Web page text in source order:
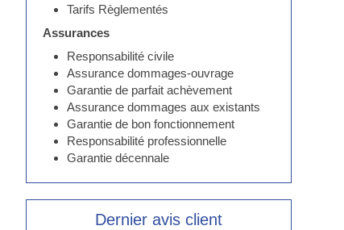
Tarifs Règlementés
Assurances
Responsabilité civile
Assurance dommages-ouvrage
Garantie de parfait achèvement
Assurance dommages aux existants
Garantie de bon fonctionnement
Responsabilité professionnelle
Garantie décennale
Dernier avis client